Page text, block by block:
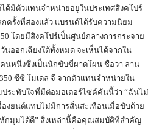
ด้มีตัวแทนจำหน่ายอยู่ในประเทศสิงคโปร์
ครั้งที่สองแล้ว แบรนด์ได้รับความนิยม
โดยมีสิงคโปร์เป็นศูนย์กลางการกระจาย
นออกเฉียงใต้ทั้งหมด จะเห็นได้จากใน
คนหนึ่งซึ่งเป็นนักขับขี่ผาดโผน ชื่อว่า ลาน
ซีซี โมเดล จี จากตัวแทนจำหน่ายใน
ระทับใจที่มีต่อมอเตอร์ไซค์คันนี้ว่า “ฉันไม่
องยนต์แทบไม่มีการสั่นสะเทือนเมื่อขับด้วย
กมุมได้ดี” สิ่งเหล่านี้คือคุณสมบัติที่สำคัญ